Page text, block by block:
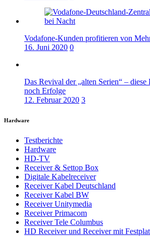
Vodafone-Kunden profitieren von
16. Juni 2020 0
Das Revival der „alten Serien“ –
noch Erfolge
12. Februar 2020 3
Hardware
Testberichte
Hardware
HD-TV
Receiver & Settop Box
Digitale Kabelreceiver
Receiver Kabel Deutschland
Receiver Kabel BW
Receiver Unitymedia
Receiver Primacom
Receiver Tele Columbus
HD Receiver und Receiver mit